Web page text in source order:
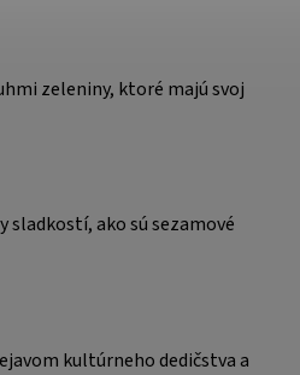
zeleniny, ktoré majú svoj
ako sú sezamové
kultúrneho dedičstva a